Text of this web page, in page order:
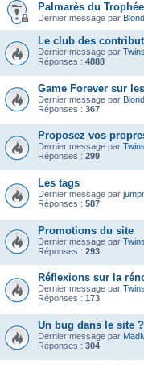
Palmarès du
Dernier message par
Le club des
Dernier message par
Réponses : 4888
Game Forever sur
Dernier message par
Réponses : 367
Proposez vos
Dernier message par
Réponses : 299
Les tags
Dernier message par
Réponses : 587
Promotions du site
Dernier message par
Réponses : 293
Réflexions sur la
Dernier message par
Réponses : 173
Un bug dans le site ?
Dernier message par
Réponses : 304